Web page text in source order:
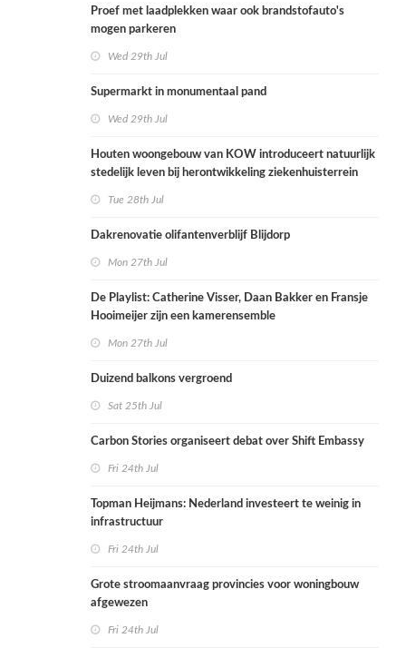
Proef met laadplekken waar ook brandstofauto's
mogen parkeren
Wed 29th Jul
Supermarkt in monumentaal pand
Wed 29th Jul
Houten woongebouw van KOW introduceert natuurlijk
stedelijk leven bij herontwikkeling ziekenhuisterrein
Tue 28th Jul
Dakrenovatie olifantenverblijf Blijdorp
Mon 27th Jul
De Playlist: Catherine Visser, Daan Bakker en Fransje
Hooimeijer zijn een kamerensemble
Mon 27th Jul
Duizend balkons vergroend
Sat 25th Jul
Carbon Stories organiseert debat over Shift Embassy
Fri 24th Jul
Topman Heijmans: Nederland investeert te weinig in
infrastructuur
Fri 24th Jul
Grote stroomaanvraag provincies voor woningbouw
afgewezen
Fri 24th Jul